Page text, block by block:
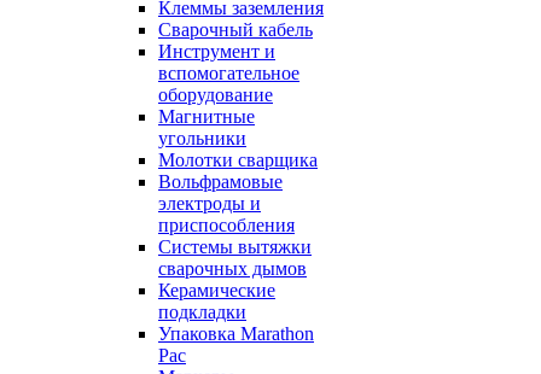
Клеммы заземления
Сварочный кабель
Инструмент и
вспомогательное
оборудование
Магнитные
угольники
Молотки сварщика
Вольфрамовые
электроды и
приспособления
Системы вытяжки
сварочных дымов
Керамические
подкладки
Упаковка Marathon
Pac